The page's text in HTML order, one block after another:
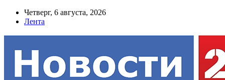
Четверг, 6 августа, 2026
Лента